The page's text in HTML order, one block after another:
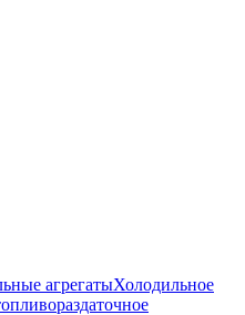
агрегатыХолодильное